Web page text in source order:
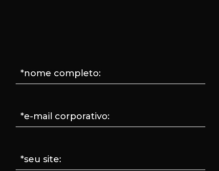
*nome completo:
*e-mail corporativo:
*seu site: